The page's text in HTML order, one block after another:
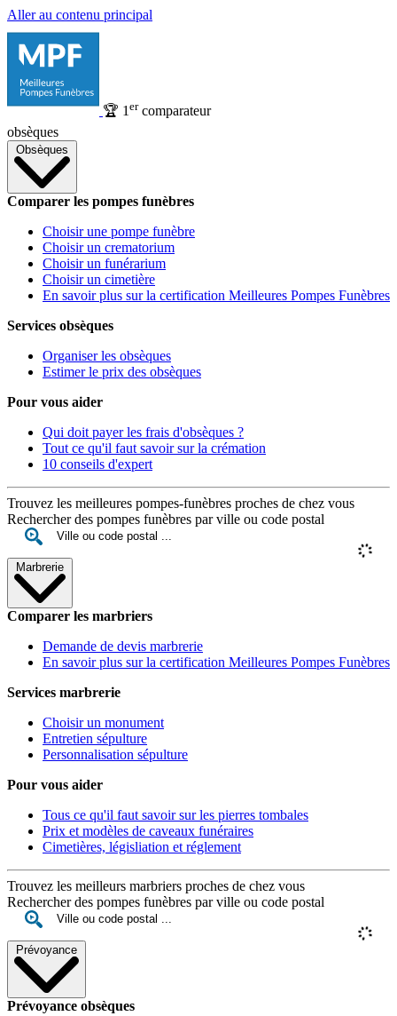
Aller au contenu principal
🏆 1 ercomparateur
obsèques
Obsèques
Comparer les pompes funèbres
Choisir une pompe funèbre
Choisir un crematorium
Choisir un funérarium
Choisir un cimetière
En savoir plus sur la certification Meilleures Pompes Funèbres
Services obsèques
Organiser les obsèques
Estimer le prix des obsèques
Pour vous aider
Qui doit payer les frais d'obsèques ?
Tout ce qu'il faut savoir sur la crémation
10 conseils d'expert
Trouvez les meilleures pompes-funèbres proches de chez vous
Rechercher des pompes funèbres par ville ou code postal
Marbrerie
Comparer les marbriers
Demande de devis marbrerie
En savoir plus sur la certification Meilleures Pompes Funèbres
Services marbrerie
Choisir un monument
Entretien sépulture
Personnalisation sépulture
Pour vous aider
Tous ce qu'il faut savoir sur les pierres tombales
Prix et modèles de caveaux funéraires
Cimetières, législiation et réglement
Trouvez les meilleurs marbriers proches de chez vous
Rechercher des pompes funèbres par ville ou code postal
Prévoyance
Prévoyance obsèques